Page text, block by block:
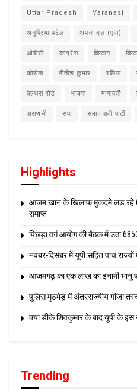
Uttar Pradesh Varanasi
अनुप्रिया पटेल अपना दल (एस)
ओबीसी कांग्रेस किसान
कोरोना नीतीश कुमार बलिया
बेल्थरा रोड भाजपा मायावती
वाराणसी सपा समाजवादी पार्टी
Highlights
आजम खान के खिलाफ मुकदमे लड़ रहे
समाप्त
पिछड़ा वर्ग आयोग की बैठक में उठा
नवंबर-दिसंबर में यूपी सहित पांच राज्यों
आजमगढ़ का एक लाख का इनामी भानू
पुलिस मुठभेड़ में अंतरराज्यीय गांजा
क्या डीके शिवकुमार के बाद यूपी के
Trending